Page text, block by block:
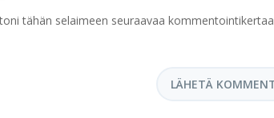
tähän selaimeen seuraavaa kommentointikertaa